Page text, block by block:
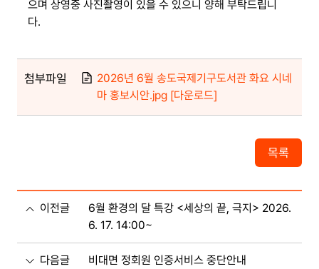
으며 상영중 사진촬영이 있을 수 있으니 양해 부탁드립니
다.
첨부파일
2026년 6월 송도국제기구도서관 화요 시네
마 홍보시안.jpg [다운로드]
목록
이전글
6월 환경의 달 특강 <세상의 끝, 극지> 2026.
6. 17. 14:00~
다음글
비대면 정회원 인증서비스 중단안내